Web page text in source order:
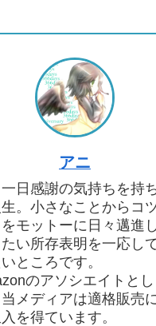
アニ
日感謝の気持ちを持
。小さなことからコ
モットーに日々邁進
い所存表明を一応し
ところです。
のアソシエイトとし
メディアは適格販売
を得ています。